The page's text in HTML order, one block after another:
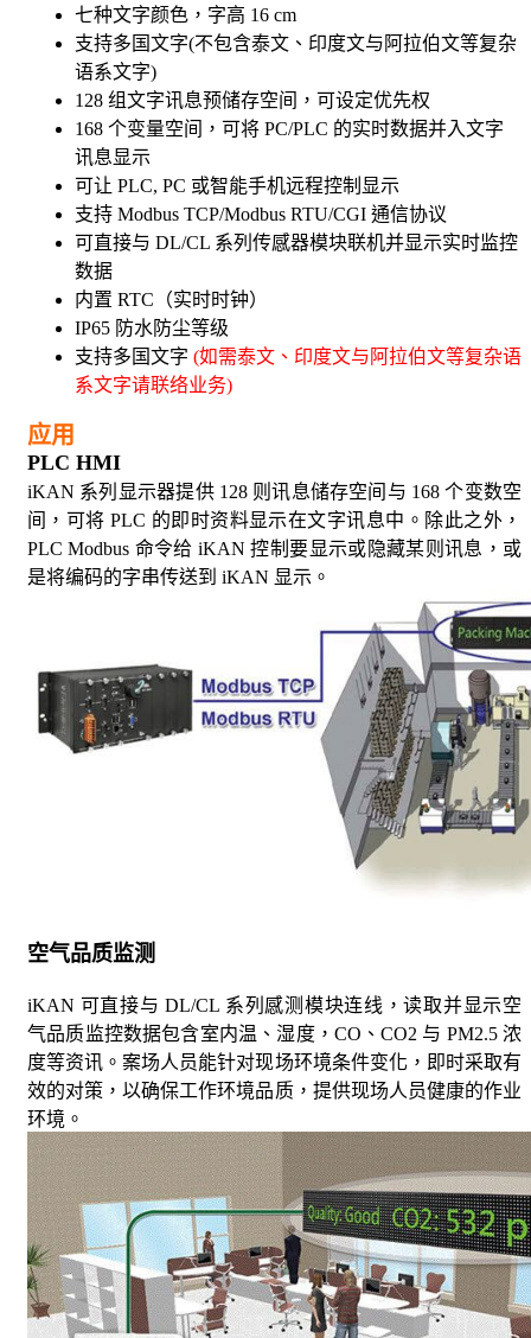
七种文字颜色，字高 16 cm
支持多国文字(不包含泰文、印度文与阿拉伯文等复杂
语系文字)
128 组文字讯息预储存空间，可设定优先权
168 个变量空间，可将 PC/PLC 的实时数据并入文字
讯息显示
可让 PLC, PC 或智能手机远程控制显示
支持 Modbus TCP/Modbus RTU/CGI 通信协议
可直接与 DL/CL 系列传感器模块联机并显示实时监控
数据
内置 RTC（实时时钟）
IP65 防水防尘等级
支持多国文字 (如需泰文、印度文与阿拉伯文等复杂语
系文字请联络业务)
应用
PLC HMI
iKAN 系列显示器提供 128 则讯息储存空间与 168 个变数空
间，可将 PLC 的即时资料显示在文字讯息中。除此之外，
PLC Modbus 命令给 iKAN 控制要显示或隐藏某则讯息，或
是将编码的字串传送到 iKAN 显示。
空气品质监测
iKAN 可直接与 DL/CL 系列感测模块连线，读取并显示空
气品质监控数据包含室内温、湿度，CO、CO2 与 PM2.5 浓
度等资讯。案场人员能针对现场环境条件变化，即时采取有
效的对策，以确保工作环境品质，提供现场人员健康的作业
环境。